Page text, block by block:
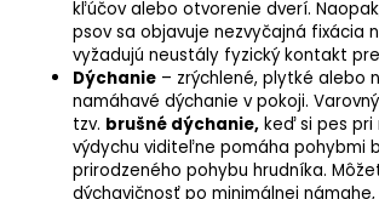
kľúčov alebo otvorenie dverí.
psov sa objavuje nezvyčajná fixácia
vyžadujú neustály fyzický kontakt
Dýchanie – zrýchlené, plytké alebo
namáhavé dýchanie v pokoji.
tzv. brušné dýchanie, keď si pes pri
výdychu viditeľne pomáha pohybmi
prirodzeného pohybu hrudníka.
dýchavičnosť po minimálnej námahe,